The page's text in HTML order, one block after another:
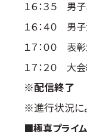
１６：３５ 男
１６：４０ 男
１７：００ 表
１７：２０ 大
※配信終了
※進行状況に
■極真プライ